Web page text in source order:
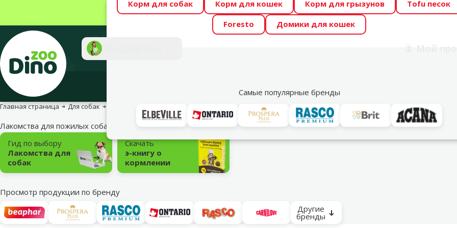
Весь месяц Dino Zoo предлагает отличные цены на ТОП-овые корма! 🍖
Фотоконкурс “GADA ŪSAIŅI”! Возможно Твой питомец станет звездой
Корм для собак Корм для кошек Корм для грызунов
Tofu песок
Foresto
Домики для кошек
Самые популярные бренды
Акции
Главная страница Для собак Для пожилых собак
Лакомства для пожилых собак
Подкатегория
Гид по выбору
Лакомства для
собак
Скачать
э-книгу о
кормлении
Просмотр продукции по бренду
Другие
бренды